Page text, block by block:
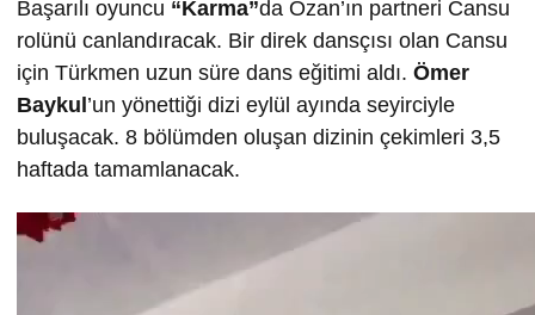
Başarılı oyuncu “Karma”da Ozan’ın partneri Cansu
rolünü canlandıracak. Bir direk dansçısı olan Cansu
için Türkmen uzun süre dans eğitimi aldı. Ömer
Baykul ’un yönettiği dizi eylül ayında seyirciyle
buluşacak. 8 bölümden oluşan dizinin çekimleri 3,5
haftada tamamlanacak.